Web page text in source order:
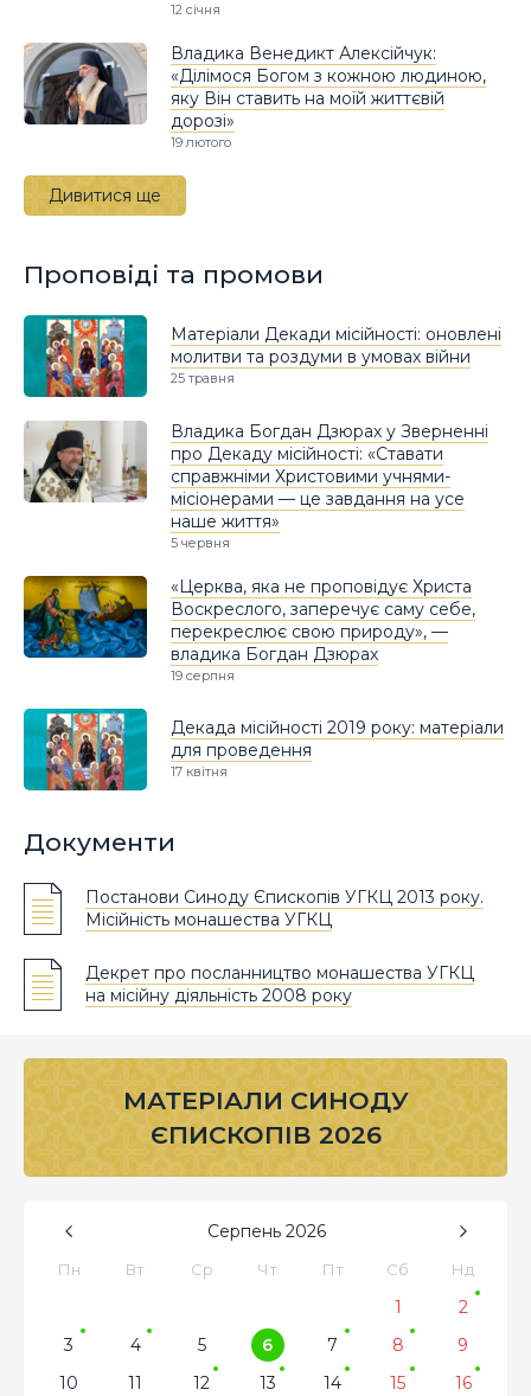
12 січня
Владика Венедикт Алексійчук:
«Ділімося Богом з кожною людиною,
яку Він ставить на моїй життєвій
дорозі»
19 лютого
Дивитися ще
Проповіді та промови
Матеріали Декади місійності: оновлені
молитви та роздуми в умовах війни
25 травня
Владика Богдан Дзюрах у Зверненні
про Декаду місійності: «Ставати
справжніми Христовими учнями-
місіонерами — це завдання на усе
наше життя»
5 червня
«Церква, яка не проповідує Христа
Воскреслого, заперечує саму себе,
перекреслює свою природу», —
владика Богдан Дзюрах
19 серпня
Декада місійності 2019 року: матеріали
для проведення
17 квітня
Документи
Постанови Синоду Єпископів УГКЦ 2013 року.
Місійність монашества УГКЦ
Декрет про посланництво монашества УГКЦ
на місійну діяльність 2008 року
МАТЕРІАЛИ СИНОДУ
ЄПИСКОПІВ 2026
Серпень 2026
Пн Вт Ср Чт Пт Сб Нд
1
2
3
4 5 6 7 8
9
10
11 12 13 14 15
16